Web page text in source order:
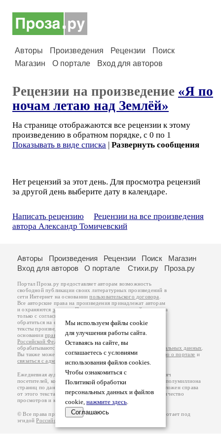
Авторы Произведения Рецензии
Поиск
Магазин
О портале Вход для авторов
Рецензии на произведение «Я по
ночам летаю над Землёй»
На странице отображаются все рецензии к этому
произведению в обратном порядке, с 0 по 1
Показывать в виде списка | Развернуть сообщения
Нет рецензий за этот день. Для просмотра рецензий
за другой день выберите дату в календаре.
Написать рецензию
Рецензии на все произведения
автора Александр Томичевский
Мы используем файлы cookie
для улучшения работы сайта.
Оставаясь на сайте, вы
соглашаетесь с условиями
использования файлов cookies.
Чтобы ознакомиться с
Политикой обработки
персональных данных и файлов
cookie, нажмите здесь.
Соглашаюсь
Авторы Произведения Рецензии Поиск
Магазин
Вход для авторов
О портале Стихи.ру Проза.ру
Портал Проза.ру предоставляет авторам возможность
свободной публикации своих литературных произведений в
сети Интернет на основаниипользовательского договора
Все авторские права на произведения принадлежат авторам
и охраняются законом. Перепечатка произведений возможна
только с согласия его автора, к которому вы можете
обратиться на его авторской странице. Ответственность за
тексты произведений авторы несут самостоятельно на
основанииправил публикацииизаконодательства
Российской Федерации. Данные пользователей
обрабатываются на основании
Политики обработки персональных данных
Вы также можете посмотреть более подробнуюинформацию о портале и
связаться с администрацией.
Ежедневная аудитория портала Проза.ру – порядка 100 тысяч
посетителей, которые в общей сумме просматривают более полумиллиона
страниц по данным счетчика посещаемости, который расположен справа
от этого текста. В каждой графе указано по две цифры: количество
просмотров и количество посетителей.
© Все права принадлежат авторам, 2000-2026. Портал работает под
эгидойРоссийского союза писателей